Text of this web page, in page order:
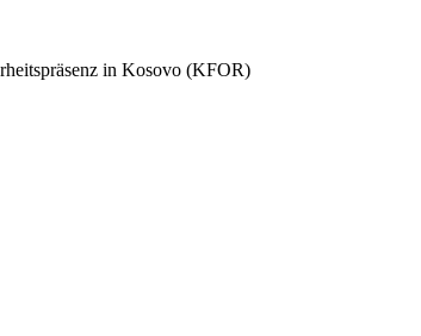
in Kosovo (KFOR)